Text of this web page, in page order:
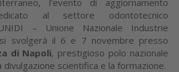
al settore odontotecnico
– Unione Nazionale Industrie
svolgerà il 6 e 7 novembre presso
di Napoli, prestigioso polo nazionale
divulgazione scientifica e la formazione.